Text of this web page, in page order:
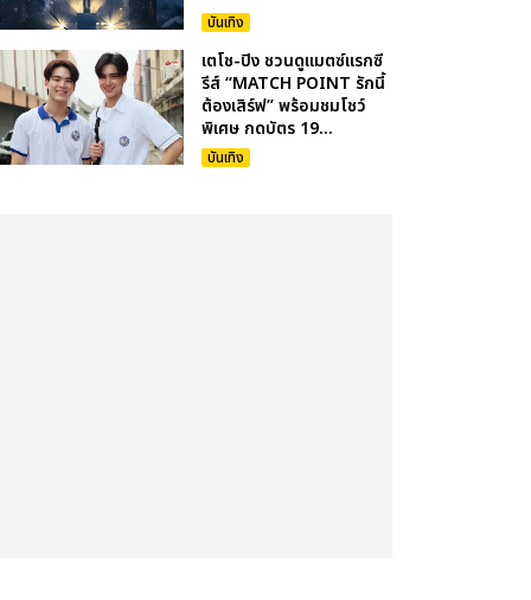
บันเทิง
เตโช-ปิง ชวนดูแมตซ์แรกซี
รีส์ “MATCH POINT รักนี้
ต้องเสิร์ฟ” พร้อมชมโชว์
พิเศษ กดบัตร 19...
บันเทิง